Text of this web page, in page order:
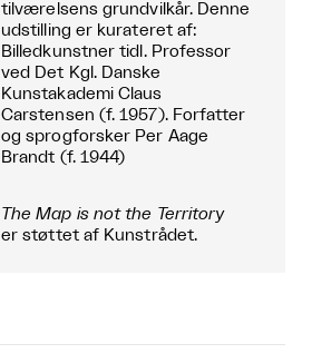
tilværelsens grundvilkår. Denne
udstilling er kurateret af:
Billedkunstner tidl. Professor
ved Det Kgl. Danske
Kunstakademi Claus
Carstensen (f. 1957). Forfatter
og sprogforsker Per Aage
Brandt (f. 1944)
The Map is not the Territory
er støttet af Kunstrådet.